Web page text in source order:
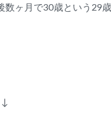
ヶ月で30歳という29
↓